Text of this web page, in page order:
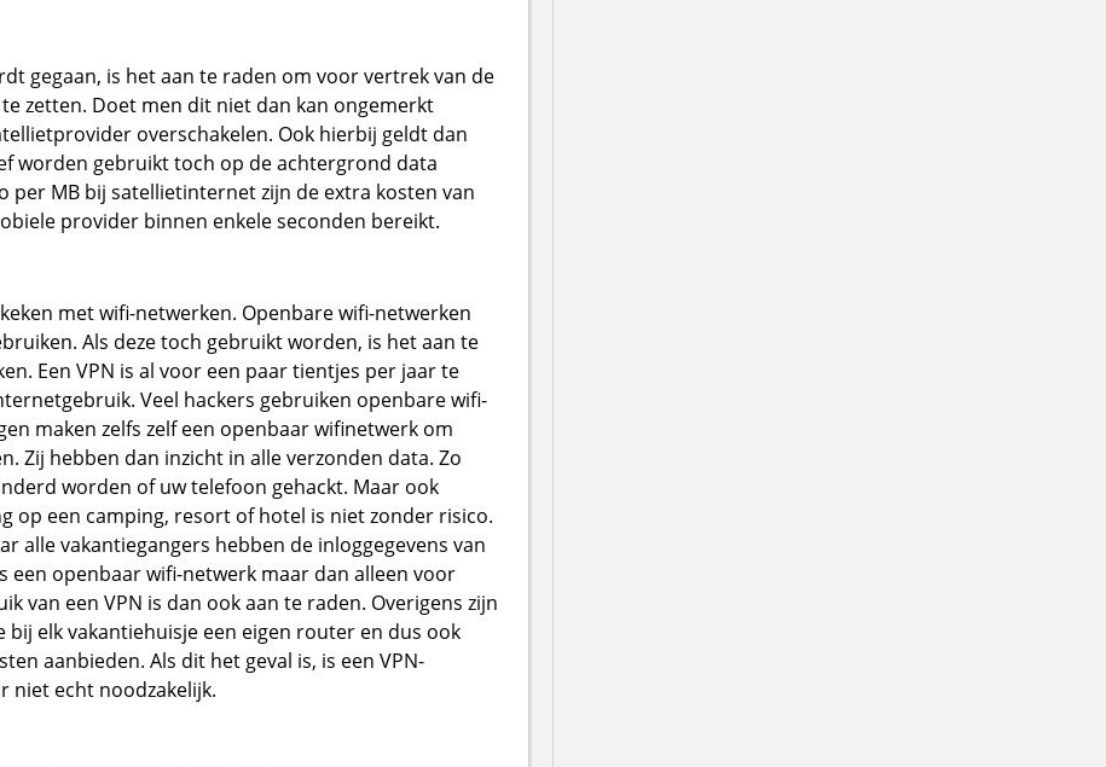
gegaan, is het aan te raden om voor vertrek van de
zetten. Doet men dit niet dan kan ongemerkt
overschakelen. Ook hierbij geldt dan
worden gebruikt toch op de achtergrond data
per MB bij satellietinternet zijn de extra kosten van
provider binnen enkele seconden bereikt.
met wifi-netwerken. Openbare wifi-netwerken
Als deze toch gebruikt worden, is het aan te
Een VPN is al voor een paar tientjes per jaar te
Veel hackers gebruiken openbare wifi-
maken zelfs zelf een openbaar wifinetwerk om
Zij hebben dan inzicht in alle verzonden data. Zo
worden of uw telefoon gehackt. Maar ook
op een camping, resort of hotel is niet zonder risico.
alle vakantiegangers hebben de inloggegevens van
een openbaar wifi-netwerk maar dan alleen voor
van een VPN is dan ook aan te raden. Overigens zijn
elk vakantiehuisje een eigen router en dus ook
aanbieden. Als dit het geval is, is een VPN-
niet echt noodzakelijk.